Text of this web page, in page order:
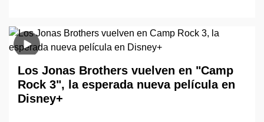
Los Jonas Brothers vuelven en "Camp
Rock 3", la esperada nueva película en
Disney+